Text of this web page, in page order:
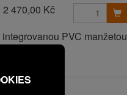
2 470,00 Kč
PVC manžetou